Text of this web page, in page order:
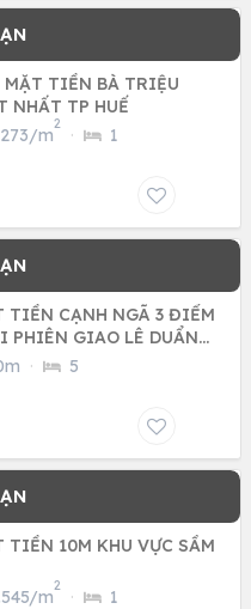
TIỀN BÀ TRIỆU
NHẤT TP HUẾ
m
2
· 1
TIỀN CẠNH NGÃ 3 ĐIỂM
PHIÊN GIAO LÊ DUẨN
· 5
10M KHU VỰC SẦM
m
2
· 1